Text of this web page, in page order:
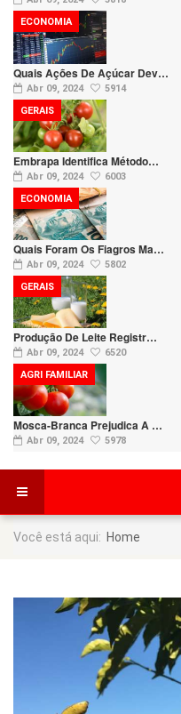
Quais Ações De Açúcar Dev…
Abr 09, 2024 5914
ECONOMIA
Embrapa Identifica Método…
Abr 09, 2024 6003
GERAIS
Quais Foram Os Fiagros Ma…
Abr 09, 2024 5802
ECONOMIA
Produção De Leite Registr…
Abr 09, 2024 6520
GERAIS
Mosca-Branca Prejudica A …
Abr 09, 2024 5978
AGRI FAMILIAR
Você está aqui: Home